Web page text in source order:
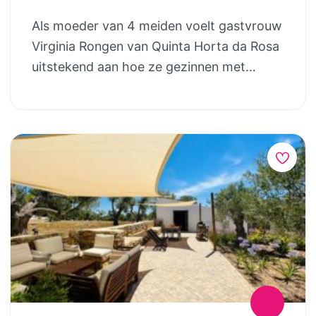
bij de pizza oven & barbecue de
mogelijkheid om samen buiten te eten aan
de picknicktafels. Bij minder goed weer
van alle massatoerisme, maar toch dicht
bij het UNESCO werelderfgoed klooster in
Alcobaça/Batalha en de mooie stranden
van de Zilverkust. In de groene omgeving
is er een ruim aanbod voor een actieve
doe-vakantie of juist een lekker
relaxverblijf. De vakantiewoningen van
Casa Gemeos zijn beiden half open. Het
zijn moderne, ruime woningen met een
Als moeder van 4 meiden voelt gastvrouw
Virginia Rongen van Quinta Horta da Rosa
uitstekend aan hoe ze gezinnen met
achterland van de Zilverkust. Op deze
“quinta”, wat Portugees is voor boerderij,
verhuurt eigenaresse Virginia vier
vakantiehuisjes en een treehouse tent:
Casa do forno in het voormalige bakhuis,
Casa das Ovelhas een ruim licht
appartement in de voormalige
schapenstal, Casa do Canto in het grote
huis en Casa Principal, het grootste huis